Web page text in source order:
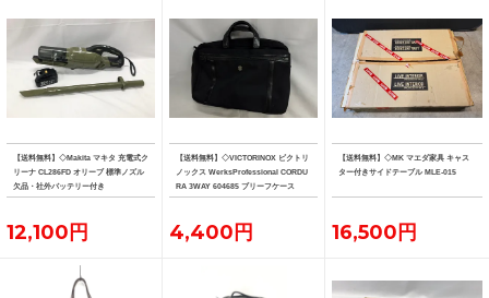
【送料無料】◇Makita マキタ 充電式ク
リーナ CL286FD オリーブ 標準ノズル
欠品・社外バッテリー付き
12,100円
【送料無料】◇VICTORINOX ビクトリ
ノックス WerksProfessional CORDU
RA 3WAY 604685 ブリーフケース
4,400円
【送料無料】◇MK マエダ家具 キャス
ター付きサイドテーブル MLE-015
16,500円